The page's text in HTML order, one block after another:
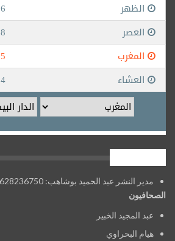
مدير النشر عبد الحميد بوشاهب: 0628236750
الصحافيون
عبد المجيد الخبير
هيام البحراوي